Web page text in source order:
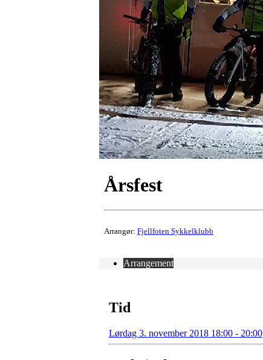
Årsfest
Arrangør: Fjellfoten Sykkelklubb
Arrangement
Tid
Lørdag 3. november 2018 18:00 - 20:00